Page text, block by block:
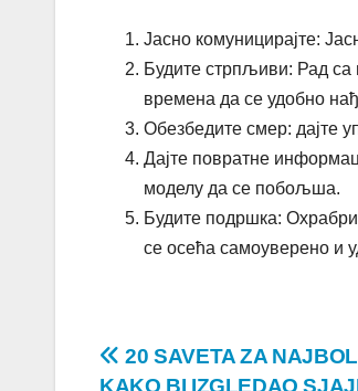
Јасно комуницирајте:
Будите стрпљиви: Рад са
времена да се удобно
Обезбедите смер: дајте
Дајте повратне
моделу да се побољша.
Будите подршка:
се осећа самоуверено и
Post
20 SAVETA ZA
KAKO BI IZGLEDAO